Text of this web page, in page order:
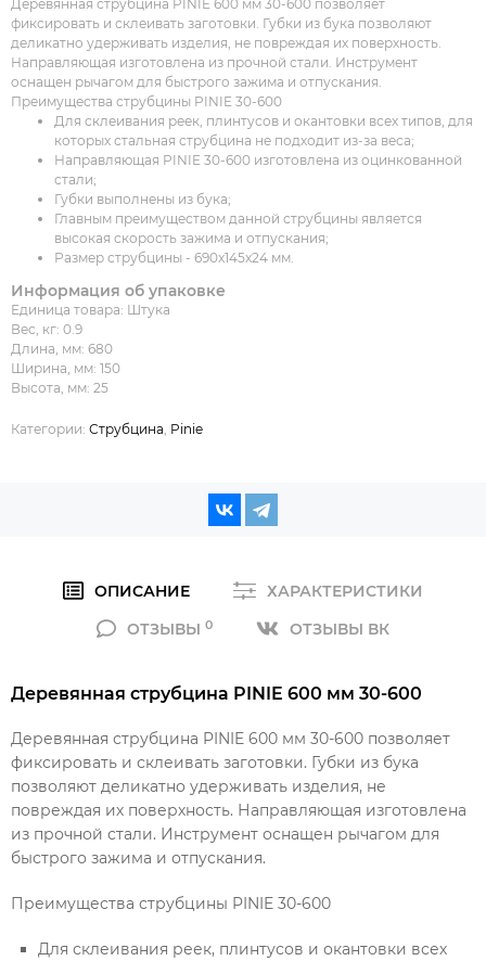
Деревянная струбцина PINIE 600 мм 30-600 позволяет
фиксировать и склеивать заготовки. Губки из бука позволяют
деликатно удерживать изделия, не повреждая их поверхность.
Направляющая изготовлена из прочной стали. Инструмент
оснащен рычагом для быстрого зажима и отпускания.
Преимущества струбцины PINIE 30-600
Для склеивания реек, плинтусов и окантовки всех типов, для
которых стальная струбцина не подходит из-за веса;
Направляющая PINIE 30-600 изготовлена из оцинкованной
стали;
Губки выполнены из бука;
Главным преимуществом данной струбцины является
высокая скорость зажима и отпускания;
Размер струбцины - 690x145x24 мм.
Информация об упаковке
Единица товара: Штука
Вес, кг: 0.9
Длина, мм: 680
Ширина, мм: 150
Высота, мм: 25
Категории: Струбцина Pinie
ОПИСАНИЕ
ХАРАКТЕРИСТИКИ
ОТЗЫВЫ0 ОТЗЫВЫ ВК
Деревянная струбцина PINIE 600 мм 30-600
Деревянная струбцина PINIE 600 мм 30-600 позволяет
фиксировать и склеивать заготовки. Губки из бука
позволяют деликатно удерживать изделия, не
повреждая их поверхность. Направляющая изготовлена
из прочной стали. Инструмент оснащен рычагом для
быстрого зажима и отпускания.
Преимущества струбцины PINIE 30-600
Для склеивания реек, плинтусов и окантовки всех